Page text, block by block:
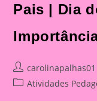
Pais | Dia
Post
author:
carolinapalhas01
PostAtividades